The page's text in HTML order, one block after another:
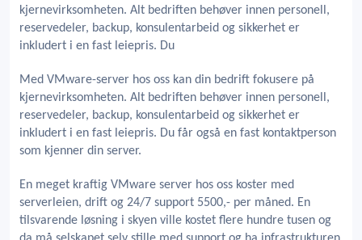
kjernevirksomheten. Alt bedriften behøver innen personell,
reservedeler, backup, konsulentarbeid og sikkerhet er
inkludert i en fast leiepris. Du
Med VMware-server hos oss kan din bedrift fokusere på
kjernevirksomheten. Alt bedriften behøver innen personell,
reservedeler, backup, konsulentarbeid og sikkerhet er
inkludert i en fast leiepris. Du får også en fast kontaktperson
som kjenner din server.
En meget kraftig VMware server hos oss koster med
serverleien, drift og 24/7 support 5500,- per måned. En
tilsvarende løsning i skyen ville kostet flere hundre tusen og